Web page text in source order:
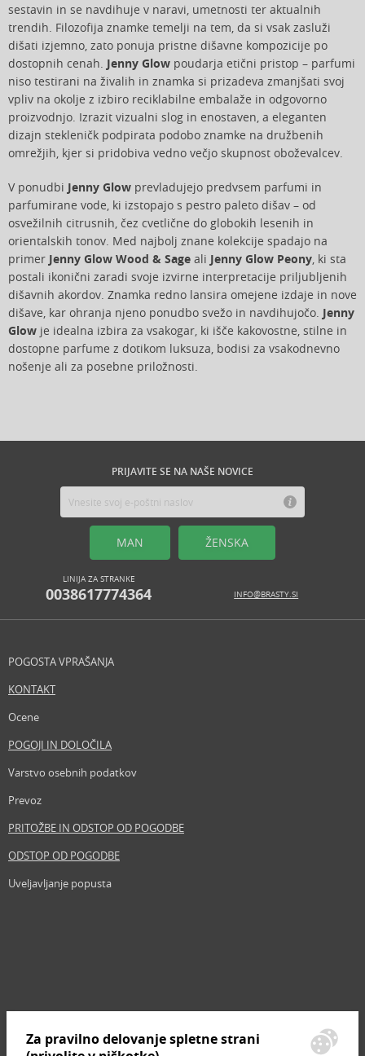
sestavin in se navdihuje v naravi, umetnosti ter aktualnih
trendih. Filozofija znamke temelji na tem, da si vsak zasluži
dišati izjemno, zato ponuja pristne dišavne kompozicije po
dostopnih cenah. Jenny Glow poudarja etični pristop – parfumi
niso testirani na živalih in znamka si prizadeva zmanjšati svoj
vpliv na okolje z izbiro reciklabilne embalaže in odgovorno
proizvodnjo. Izrazit vizualni slog in enostaven, a eleganten
dizajn stekleničk podpirata podobo znamke na družbenih
omrežjih, kjer si pridobiva vedno večjo skupnost oboževalcev.
V ponudbi Jenny Glow prevladujejo predvsem parfumi in
parfumirane vode, ki izstopajo s pestro paleto dišav – od
osvežilnih citrusnih, čez cvetlične do globokih lesenih in
orientalskih tonov. Med najbolj znane kolekcije spadajo na
primer Jenny Glow Wood & Sage ali Jenny Glow Peony, ki sta
postali ikonični zaradi svoje izvirne interpretacije priljubljenih
dišavnih akordov. Znamka redno lansira omejene izdaje in nove
dišave, kar ohranja njeno ponudbo svežo in navdihujočo. Jenny
Glow je idealna izbira za vsakogar, ki išče kakovostne, stilne in
dostopne parfume z dotikom luksuza, bodisi za vsakodnevno
nošenje ali za posebne priložnosti.
PRIJAVITE SE NA NAŠE NOVICE
MAN ŽENSKA
LINIJA ZA STRANKE
0038617774364 INFO@BRASTY.SI
POGOSTA VPRAŠANJA
KONTAKT
Ocene
POGOJI IN DOLOČILA
Varstvo osebnih podatkov
Prevoz
PRITOŽBE IN ODSTOP OD POGODBE
ODSTOP OD POGODBE
Uveljavljanje popusta
Znamke, ki se prodajajo
Za pravilno delovanje spletne strani